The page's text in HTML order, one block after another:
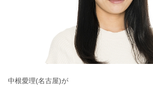
中根愛理(名古屋)が